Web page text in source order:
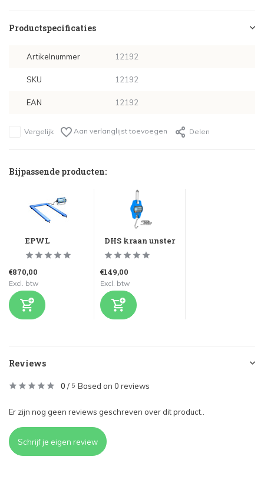
Productspecificaties
Artikelnummer 12192
SKU 12192
EAN 12192
Vergelijk Aan verlanglijst toevoegen Delen
Bijpassende producten:
EPWL
€870,00
Excl. btw
DHS kraan unster
€149,00
Excl. btw
Reviews
0 / 5 Based on 0 reviews
Er zijn nog geen reviews geschreven over dit product..
Schrijf je eigen review